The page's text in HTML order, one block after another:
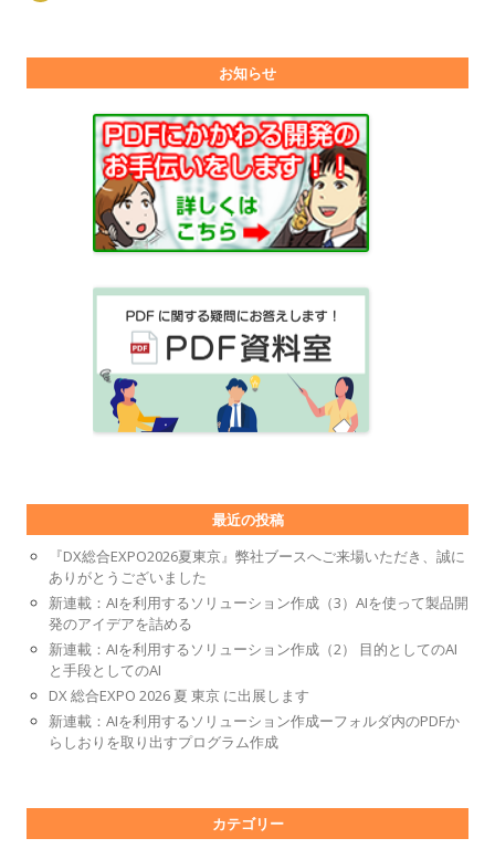
お知らせ
最近の投稿
『DX総合EXPO2026夏東京』弊社ブースへご来場いただき、誠に
ありがとうございました
新連載：AIを利用するソリューション作成（3）AIを使って製品開
発のアイデアを詰める
新連載：AIを利用するソリューション作成（2） 目的としてのAI
と手段としてのAI
DX 総合EXPO 2026 夏 東京 に出展します
新連載：AIを利用するソリューション作成ーフォルダ内のPDFか
らしおりを取り出すプログラム作成
カテゴリー